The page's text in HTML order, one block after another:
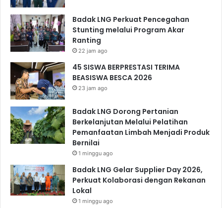
Badak LNG Perkuat Pencegahan
Stunting melalui Program Akar
Ranting
22 jam ago
45 SISWA BERPRESTASI TERIMA
BEASISWA BESCA 2026
23 jam ago
Badak LNG Dorong Pertanian
Berkelanjutan Melalui Pelatihan
Pemanfaatan Limbah Menjadi Produk
Bernilai
1 minggu ago
Badak LNG Gelar Supplier Day 2026,
Perkuat Kolaborasi dengan Rekanan
Lokal
1 minggu ago